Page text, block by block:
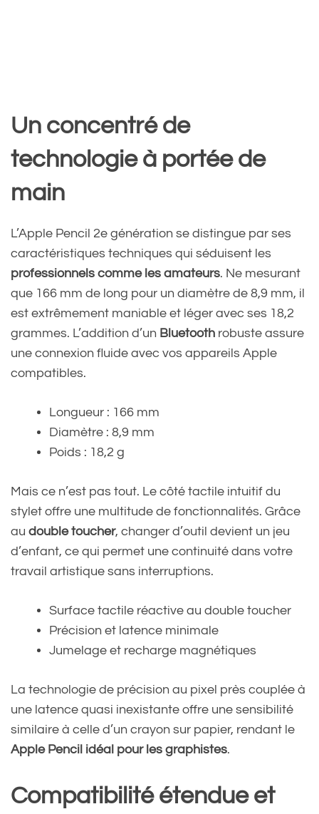
Un concentré de
technologie à portée de
main
L’Apple Pencil 2e génération se distingue par ses
caractéristiques techniques qui séduisent les
professionnels comme les amateurs. Ne mesurant
que 166 mm de long pour un diamètre de 8,9 mm, il
est extrêmement maniable et léger avec ses 18,2
grammes. L’addition d’un Bluetooth robuste assure
une connexion fluide avec vos appareils Apple
compatibles.
Longueur : 166 mm
Diamètre : 8,9 mm
Poids : 18,2 g
Mais ce n’est pas tout. Le côté tactile intuitif du
stylet offre une multitude de fonctionnalités. Grâce
au double toucher, changer d’outil devient un jeu
d’enfant, ce qui permet une continuité dans votre
travail artistique sans interruptions.
Surface tactile réactive au double toucher
Précision et latence minimale
Jumelage et recharge magnétiques
La technologie de précision au pixel près couplée à
une latence quasi inexistante offre une sensibilité
similaire à celle d’un crayon sur papier, rendant le
Apple Pencil idéal pour les graphistes.
Compatibilité étendue et